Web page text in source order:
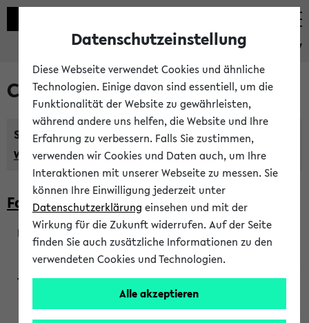
eKVV
Courses taught in English
Semester:
WiSe 2026/2027 SoSe 2026 Previous...
Faculty of Biology
200923
Wendisch, Peters-Wendisch, Stegelmann
Datenschutzeinstellung
Diese Webseite verwendet Cookies und ähnliche
Technologien. Einige davon sind essentiell, um die
Funktionalität der Website zu gewährleisten,
während andere uns helfen, die Website und Ihre
Erfahrung zu verbessern. Falls Sie zustimmen,
verwenden wir Cookies und Daten auch, um Ihre
Interaktionen mit unserer Webseite zu messen. Sie
können Ihre Einwilligung jederzeit unter
Datenschutzerklärung einsehen und mit der
Wirkung für die Zukunft widerrufen. Auf der Seite
finden Sie auch zusätzliche Informationen zu den
verwendeten Cookies und Technologien.
Alle akzeptieren